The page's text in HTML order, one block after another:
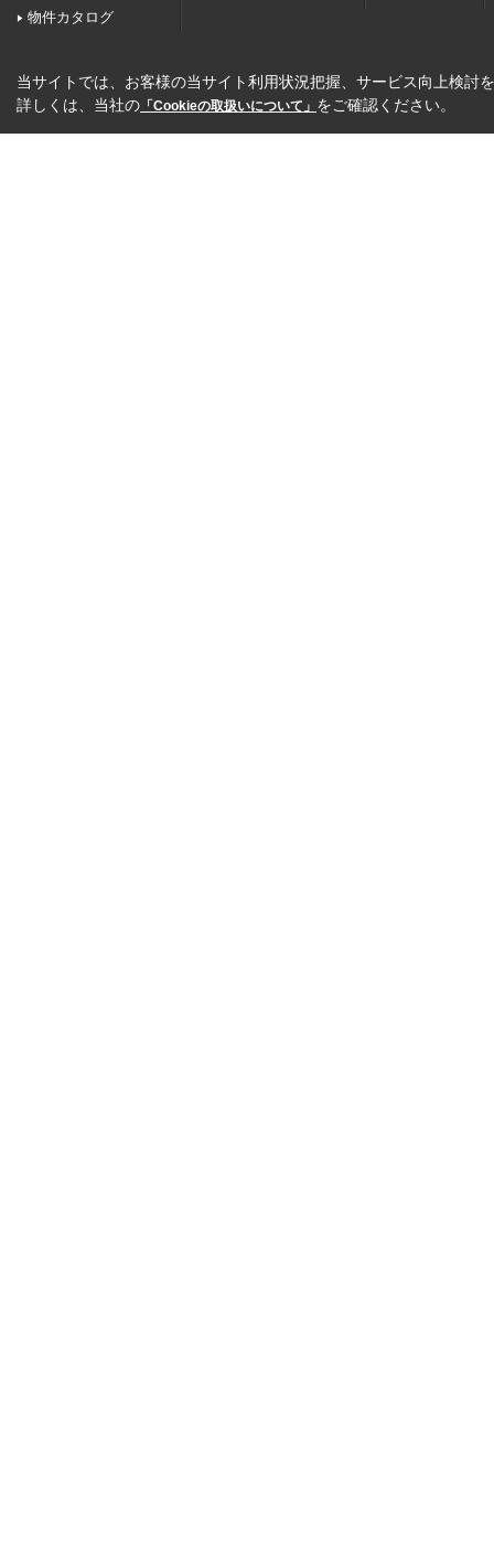
物件カタログ
当サイトでは、お客様の当サイト利用状況把握、サービス向上検討
詳しくは、当社の 「Cookieの取扱いについて」 をご確認ください。